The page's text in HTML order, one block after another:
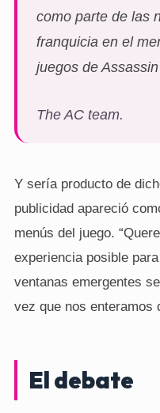
como parte de las
franquicia en el
juegos de
The AC team.
Y sería producto de
publicidad apareció
menús del juego.
experiencia posible
ventanas emergentes
vez que nos enteramos
El debate